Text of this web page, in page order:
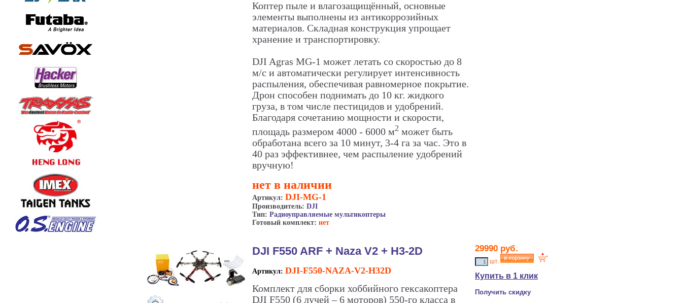
Коптер пыле и влагозащищённый, основные
элементы выполнены из антикоррозийных
материалов. Складная конструкция упрощает
хранение и транспортировку.
DJI Agras MG-1 может летать со скоростью до 8
м/с и автоматически регулирует интенсивность
распыления, обеспечивая равномерное покрытие.
Дрон способен поднимать до 10 кг. жидкого
груза, в том числе пестицидов и удобрений.
Благодаря сочетанию мощности и скорости,
площадь размером 4000 - 6000 м2 может быть
обработана всего за 10 минут, 3-4 га за час. Это в
40 раз эффективнее, чем распыление удобрений
вручную!
нет в наличии
Артикул: DJI-MG-1
Производитель: DJI
Тип: Радиоуправляемые мультикоптеры
Готовый комплект: нет
DJI F550 ARF + Naza V2 + H3-2D
Артикул: DJI-F550-NAZA-V2-H32D
Комплект для сборки хоббийного гексакоптера
DJI F550 (6 лучей – 6 моторов) 550-го класса в
29990 руб.
шт.
Купить в 1 клик
Получить скидку